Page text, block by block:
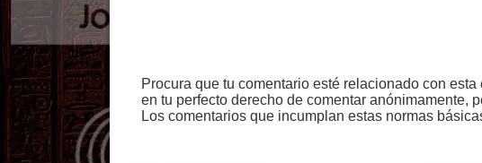
Procura que tu comentario esté relacionado con
en tu perfecto derecho de comentar anónimamente,
Los comentarios que incumplan estas normas